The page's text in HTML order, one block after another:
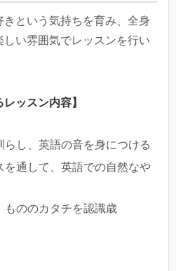
という気持ちを育み、全身
い雰囲気でレッスンを行い
ッスン内容】
らし、英語の音を身につける
を通して、英語での自然なや
もののカタチを認識歳